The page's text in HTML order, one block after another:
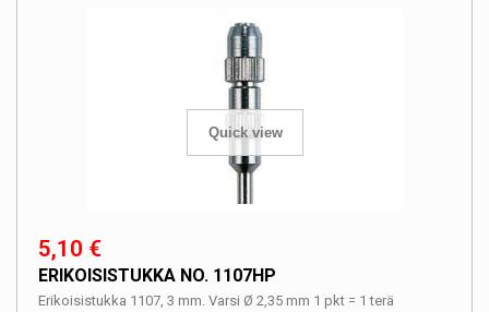
Quick view
5,10 €
ERIKOISISTUKKA NO. 1107HP
Erikoisistukka 1107, 3 mm. Varsi Ø 2,35 mm 1 pkt = 1 terä